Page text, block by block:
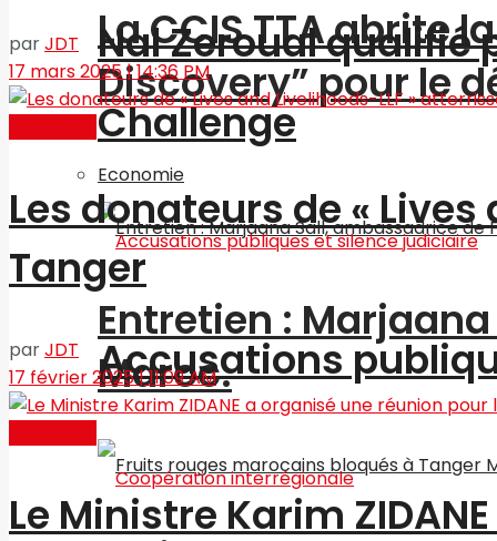
La CCIS TTA abrite
Discovery” pour le
Economie
Entretien : Marjaana
Maroc.
Nal Zeroual qualifié
Challenge
Accusations
parJDT
17 mars 2025 | 14:36 PM
Les donateurs de «
Tanger
parJDT
17 février 2025 | 11:09 AM
Le Ministre Karim